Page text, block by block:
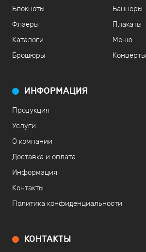
Блокноты
Флаеры
Каталоги
Брошюры
Баннеры
Плакаты
Меню
Конверты
ИНФОРМАЦИЯ
Продукция
Услуги
О компании
Доставка и оплата
Информация
Контакты
Политика конфиденциальности
КОНТАКТЫ